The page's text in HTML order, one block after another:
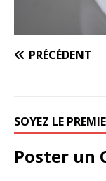
PRÉCÉDENT
SOYEZ LE
Poster un